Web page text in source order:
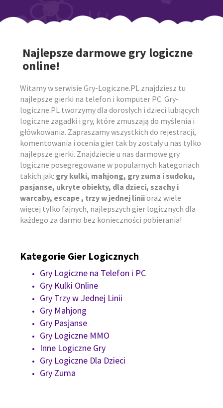
Najlepsze darmowe gry logiczne
online!
Witamy w serwisie Gry-Logiczne.PL znajdziesz tu
najlepsze gierki na telefon i komputer PC. Gry-
logiczne.PL tworzymy dla dorosłych i dzieci lubiących
logiczne zagadki i gry, które zmuszają do myślenia i
główkowania. Zapraszamy wszystkich do rejestracji,
komentowania i ocenia gier tak by zostały u nas tylko
najlepsze gierki. Znajdziecie u nas darmowe gry
logiczne posegregowane w popularnych kategoriach
takich jak: gry kulki, mahjong, gry zuma i sudoku,
pasjanse, ukryte obiekty, dla dzieci, szachy i
warcaby, escape , trzy w jednej liniioraz wiele
więcej tylko fajnych, najlepszych gier logicznych dla
każdego za darmo bez konieczności pobierania!
Kategorie Gier Logicznych
Gry Logiczne na Telefon i PC
Gry Kulki Online
Gry Trzy w Jednej Linii
Gry Mahjong
Gry Pasjanse
Gry Logiczne MMO
Inne Logiczne Gry
Gry Logiczne Dla Dzieci
Gry Zuma